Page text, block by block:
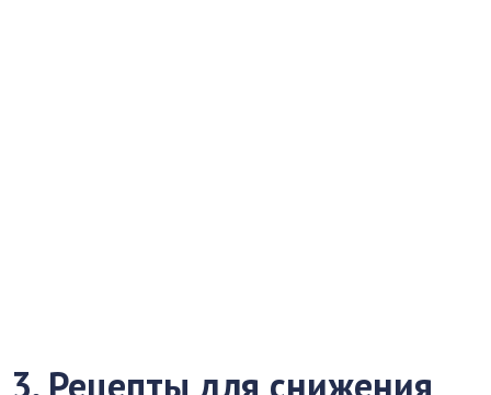
3. Рецепты для снижения